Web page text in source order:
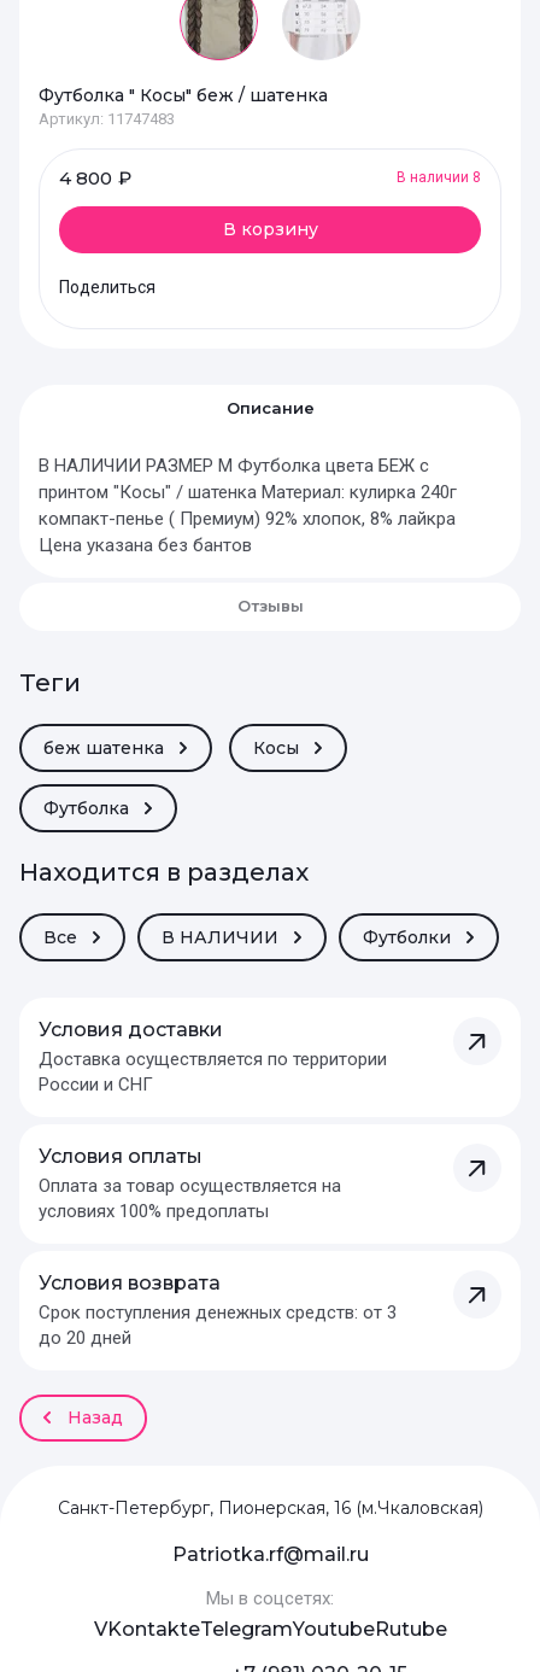
Футболка " Косы" беж / шатенка
Артикул: 11747483
В наличии 8
4 800 ₽
В корзину
Поделиться
Описание
В НАЛИЧИИ РАЗМЕР M Футболка цвета БЕЖ с
принтом "Косы" / шатенка Материал: кулирка 240г
компакт-пенье ( Премиум) 92% хлопок, 8% лайкра
Цена указана без бантов
Отзывы
теги
беж шатенка Косы
Футболка
Находится в разделах
Все В НАЛИЧИИ Футболки
Условия доставки
Доставка осуществляется по территории
России и СНГ
Условия оплаты
Оплата за товар осуществляется на
условиях 100% предоплаты
Условия возврата
Срок поступления денежных средств: от 3
до 20 дней
Назад
Санкт-Петербург, Пионерская, 16 (м.Чкаловская)
Patriotka.rf@mail.ru
Мы в соцсетях:
VKontakteTelegramYoutubeRutube